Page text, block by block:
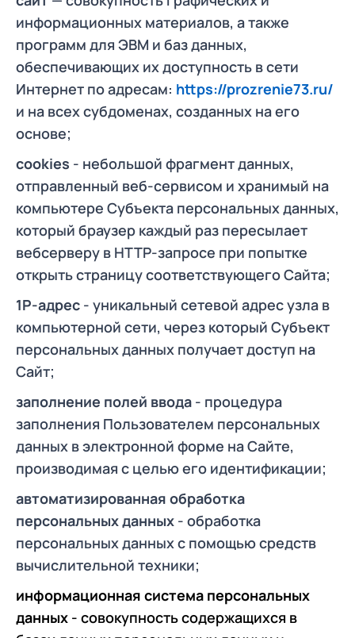
информационных материалов, а также
программ для ЭВМ и баз данных,
обеспечивающих их доступность в сети
Интернет по адресам: https://prozrenie73.ru/
и на всех субдоменах, созданных на его
основе;
cookies - небольшой фрагмент данных,
отправленный веб-сервисом и хранимый на
компьютере Субъекта персональных данных,
который браузер каждый раз пересылает
вебсерверу в НТТР-запросе при попытке
открыть страницу соответствующего Сайта;
1Р-адрес - уникальный сетевой адрес узла в
компьютерной сети, через который Субъект
персональных данных получает доступ на
Сайт;
заполнение полей ввода - процедура
заполнения Пользователем персональных
данных в электронной форме на Сайте,
производимая с целью его идентификации;
автоматизированная обработка
персональных данных - обработка
персональных данных с помощью средств
вычислительной техники;
информационная система персональных
данных - совокупность содержащихся в